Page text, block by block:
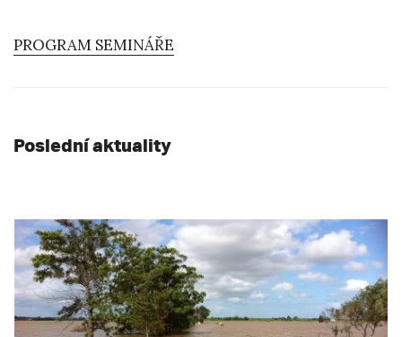
PROGRAM SEMINÁŘE
Poslední aktuality